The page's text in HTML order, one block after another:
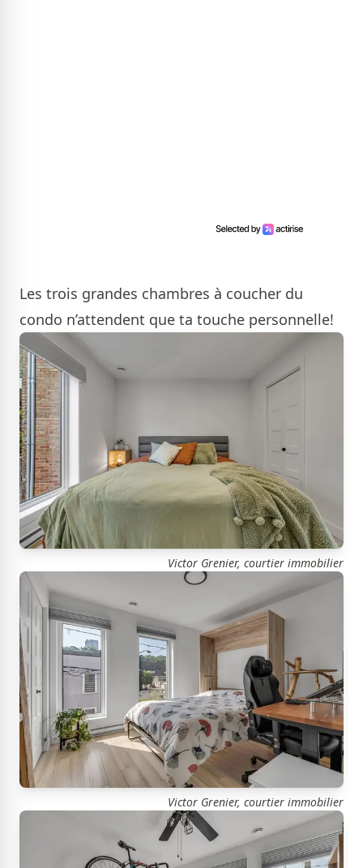
Les trois grandes chambres à coucher du
condo n’attendent que ta touche personnelle!
Victor Grenier, courtier immobilier
Victor Grenier, courtier immobilier